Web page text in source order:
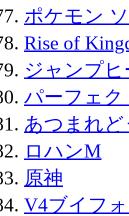
ポケモン
Rise of
ジャンプ
パーフェ
あつまれ
ロハンM
原神
V4ブイフ